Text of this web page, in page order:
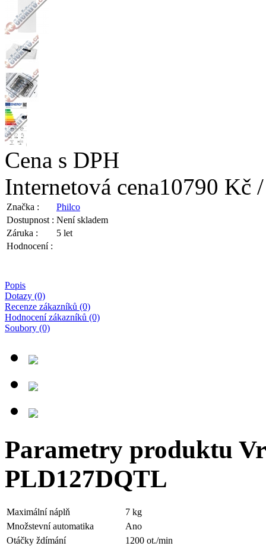
Cena s DPH
Internetová cena10790 Kč
Značka :
Philco
Dostupnost : Není skladem
Záruka :
5 let
Hodnocení :
Popis
Dotazy (0)
Recenze zákazníků (0)
Hodnocení zákazníků (0)
Soubory (0)
Parametry produktu
PLD127DQTL
Maximální náplň
7 kg
Množstevní automatika
Ano
Otáčky ždímání
1200 ot./min